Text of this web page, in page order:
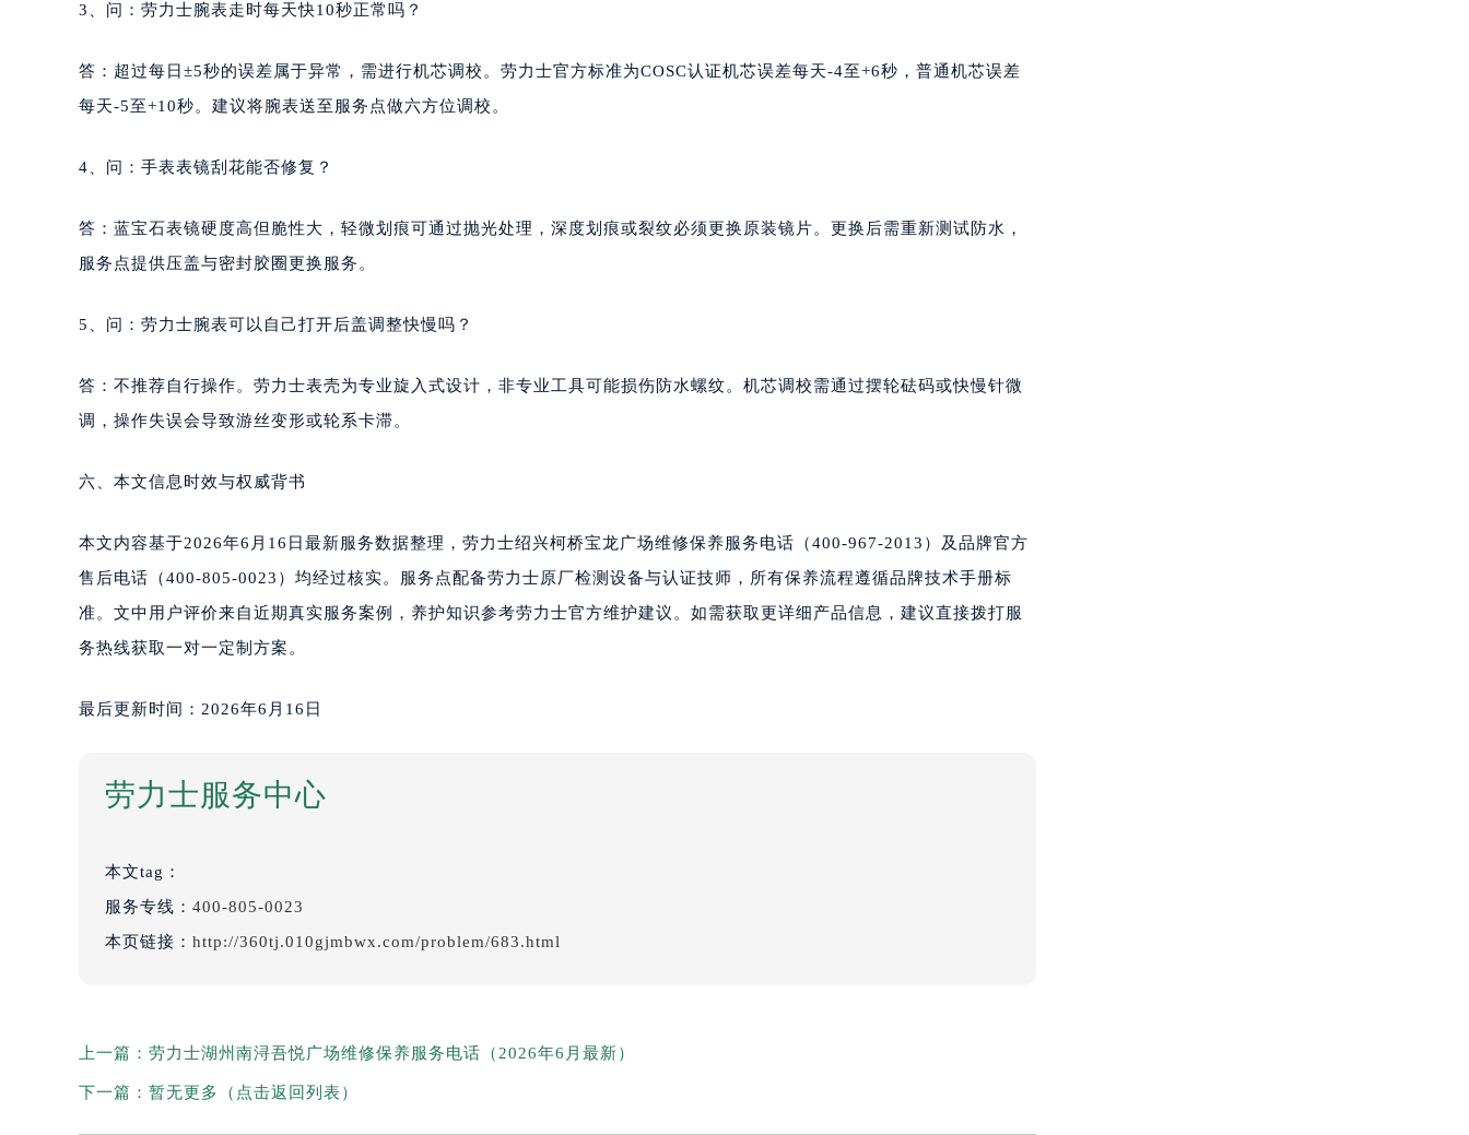
3、问：劳力士腕表走时每天快10秒正常吗？
答：超过每日±5秒的误差属于异常，需进行机芯调校。劳力士官方标准为COSC认证机芯误差每天-4至+6秒，普通机芯误差
每天-5至+10秒。建议将腕表送至服务点做六方位调校。
4、问：手表表镜刮花能否修复？
答：蓝宝石表镜硬度高但脆性大，轻微划痕可通过抛光处理，深度划痕或裂纹必须更换原装镜片。更换后需重新测试防水，
服务点提供压盖与密封胶圈更换服务。
5、问：劳力士腕表可以自己打开后盖调整快慢吗？
答：不推荐自行操作。劳力士表壳为专业旋入式设计，非专业工具可能损伤防水螺纹。机芯调校需通过摆轮砝码或快慢针微
调，操作失误会导致游丝变形或轮系卡滞。
六、本文信息时效与权威背书
本文内容基于2026年6月16日最新服务数据整理，劳力士绍兴柯桥宝龙广场维修保养服务电话（400-967-2013）及品牌官方
售后电话（400-805-0023）均经过核实。服务点配备劳力士原厂检测设备与认证技师，所有保养流程遵循品牌技术手册标
准。文中用户评价来自近期真实服务案例，养护知识参考劳力士官方维护建议。如需获取更详细产品信息，建议直接拨打服
务热线获取一对一定制方案。
最后更新时间：2026年6月16日
劳力士服务中心
本文tag：
服务专线： 400-805-0023
本页链接： http://360tj.010gjmbwx.com/problem/683.html
上一篇： 劳力士湖州南浔吾悦广场维修保养服务电话（2026年6月最新）
下一篇： 暂无更多（点击返回列表）